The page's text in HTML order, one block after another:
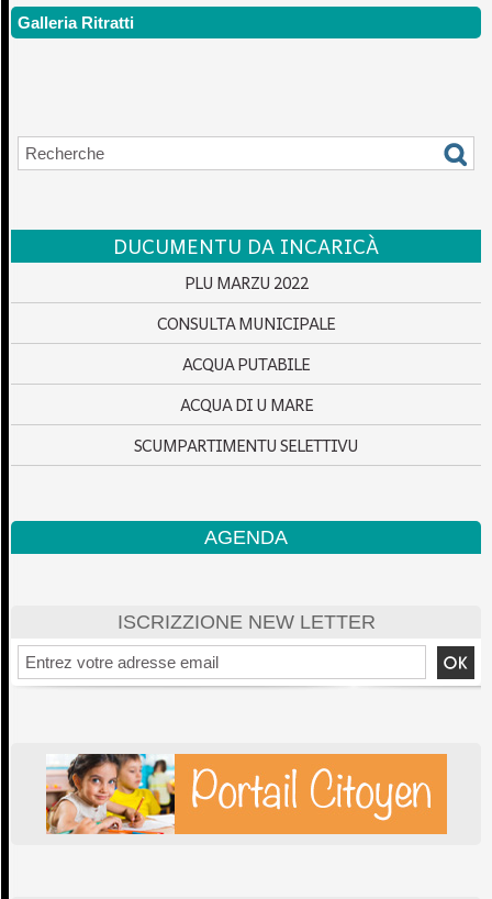
Galleria Ritratti
DUCUMENTU DA INCARICÀ
PLU MARZU 2022
CONSULTA MUNICIPALE
ACQUA PUTABILE
ACQUA DI U MARE
SCUMPARTIMENTU SELETTIVU
AGENDA
ISCRIZZIONE NEW LETTER